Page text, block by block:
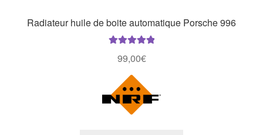
Radiateur huile de boite automatique Porsche 996
5
99,00€